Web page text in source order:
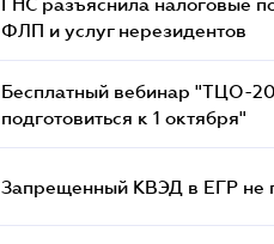
ФЛП и услуг нерезидентов
Бесплатный вебинар "ТЦО-
подготовиться к 1 октября"
Запрещенный КВЭД в ЕГР не